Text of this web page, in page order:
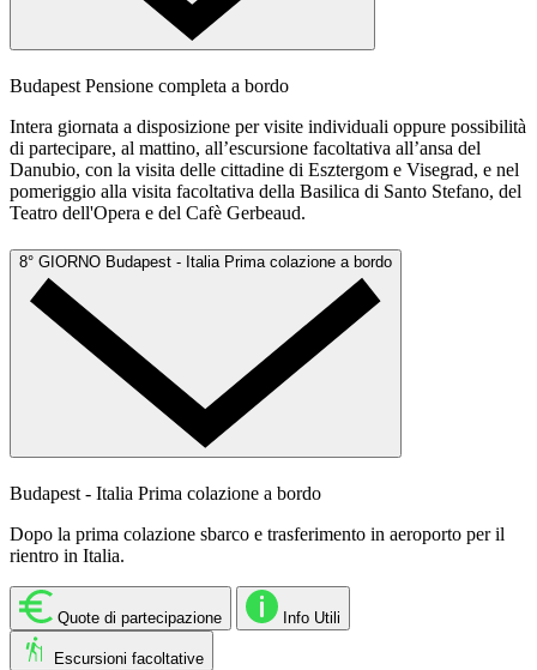
Budapest Pensione completa a bordo
Intera giornata a disposizione per visite individuali oppure possibilità
di partecipare, al mattino, all’escursione facoltativa all’ansa del
Danubio, con la visita delle cittadine di Esztergom e Visegrad, e nel
pomeriggio alla visita facoltativa della Basilica di Santo Stefano, del
Teatro dell'Opera e del Cafè Gerbeaud.
8° GIORNO Budapest - Italia Prima colazione a bordo
Budapest - Italia Prima colazione a bordo
Dopo la prima colazione sbarco e trasferimento in aeroporto per il
rientro in Italia.
Quote di partecipazione Info Utili
Escursioni facoltative